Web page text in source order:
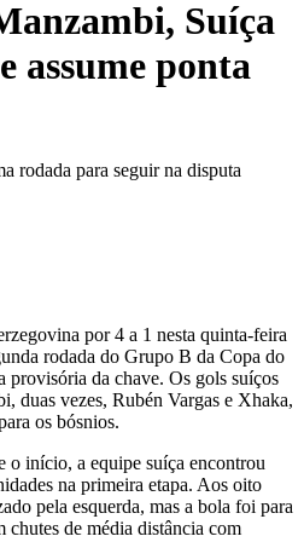
Suíça
assume ponta
rodada para seguir na disputa
por 4 a 1 nesta quinta-feira
rodada do Grupo B da Copa do
provisória da chave. Os gols suíços
duas vezes, Rubén Vargas e Xhaka,
os bósnios.
o início, a equipe suíça encontrou
na primeira etapa. Aos oito
pela esquerda, mas a bola foi para
chutes de média distância com